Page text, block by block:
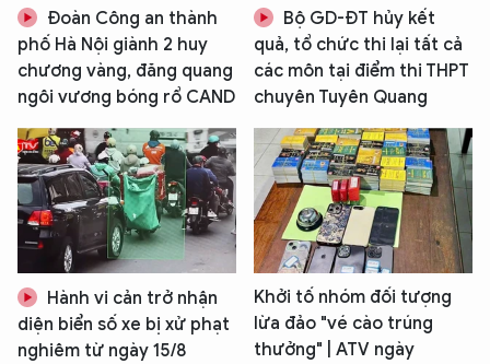
Đoàn Công an thành
phố Hà Nội giành 2 huy
chương vàng, đăng quang
ngôi vương bóng rổ CAND
Bộ GD-ĐT hủy kết
quả, tổ chức thi lại tất cả
các môn tại điểm thi THPT
chuyên Tuyên Quang
Hành vi cản trở nhận
diện biển số xe bị xử phạt
nghiêm từ ngày 15/8
Khởi tố nhóm đối tượng
lừa đảo "vé cào trúng
thưởng" | ATV ngày
XIN CHÀO,
TÔI LÀ CHATBOT CỦA
Hãy hỏi tôi bất kỳ điều gì bạn cần biết về
An Ninh Thủ Đô nhé. Tôi sẵn sàng hỗ trợ!